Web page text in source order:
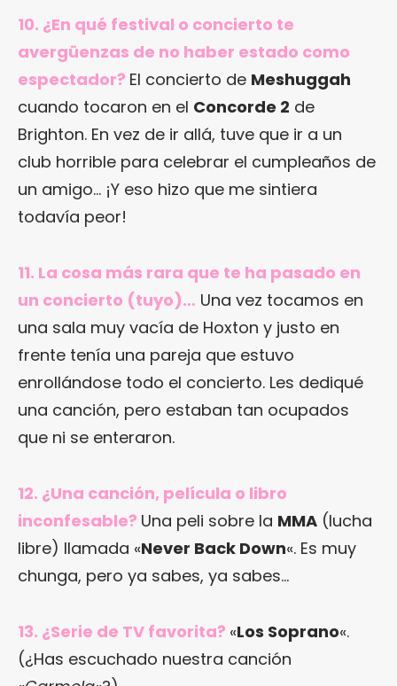
10. ¿En qué festival o concierto te
avergüenzas de no haber estado como
espectador? El concierto de Meshuggah
cuando tocaron en el Concorde 2 de
Brighton. En vez de ir allá, tuve que ir a un
club horrible para celebrar el cumpleaños de
un amigo… ¡Y eso hizo que me sintiera
todavía peor!
11. La cosa más rara que te ha pasado en
un concierto (tuyo)… Una vez tocamos en
una sala muy vacía de Hoxton y justo en
frente tenía una pareja que estuvo
enrollándose todo el concierto. Les dediqué
una canción, pero estaban tan ocupados
que ni se enteraron.
12. ¿Una canción, película o libro
inconfesable? Una peli sobre la MMA (lucha
libre) llamada «Never Back Down«. Es muy
chunga, pero ya sabes, ya sabes…
13. ¿Serie de TV favorita? «Los Soprano«.
(¿Has escuchado nuestra canción